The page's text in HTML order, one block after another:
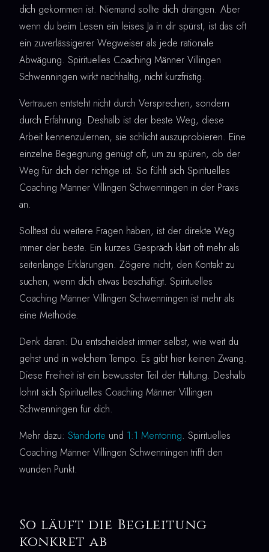
dich gekommen ist. Niemand sollte dich drängen. Aber
wenn du beim Lesen ein leises Ja in dir spürst, ist das oft
ein zuverlässigerer Wegweiser als jede rationale
Abwägung. Spirituelles Coaching Männer Villingen
Schwenningen wirkt nachhaltig, nicht kurzfristig.
Vertrauen entsteht nicht durch Versprechen, sondern
durch Erfahrung. Deshalb ist der beste Weg, diese
Arbeit kennenzulernen, sie schlicht auszuprobieren. Eine
einzelne Begegnung genügt oft, um zu spüren, ob der
Weg für dich der richtige ist. So fühlt sich Spirituelles
Coaching Männer Villingen Schwenningen in der Praxis
an.
Solltest du weitere Fragen haben, ist der direkte Weg
immer der beste. Ein kurzes Gespräch klärt oft mehr als
seitenlange Erklärungen. Zögere nicht, den Kontakt zu
suchen, wenn dich etwas beschäftigt. Spirituelles
Coaching Männer Villingen Schwenningen ist mehr als
eine Methode.
Denk daran: Du entscheidest immer selbst, wie weit du
gehst und in welchem Tempo. Es gibt hier keinen Zwang.
Diese Freiheit ist ein bewusster Teil der Haltung. Deshalb
lohnt sich Spirituelles Coaching Männer Villingen
Schwenningen für dich.
Mehr dazu: Standorte und 1:1 Mentoring. Spirituelles
Coaching Männer Villingen Schwenningen trifft den
wunden Punkt.
So läuft die Begleitung
konkret ab